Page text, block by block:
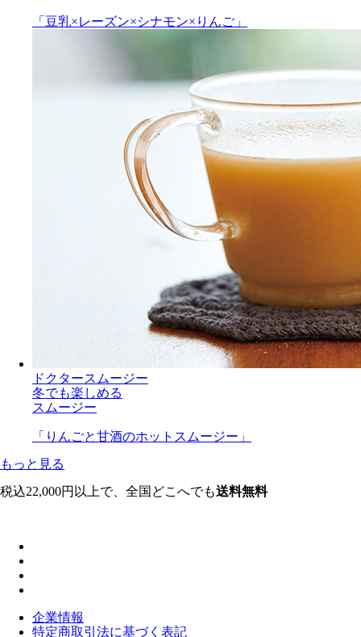
「豆乳×レーズン×シナモン×りんご」
ドクタースムージー
冬でも楽しめる
スムージー
「りんごと甘酒のホットスムージー」
もっと見る
税込22,000円以上で、全国どこへでも送料無料
企業情報
特定商取引法に基づく表記